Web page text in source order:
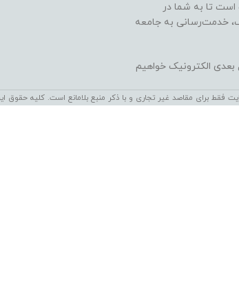
است تا به شما در
خدمت‌رسانی به جامعه
الکترونیک خواهیم